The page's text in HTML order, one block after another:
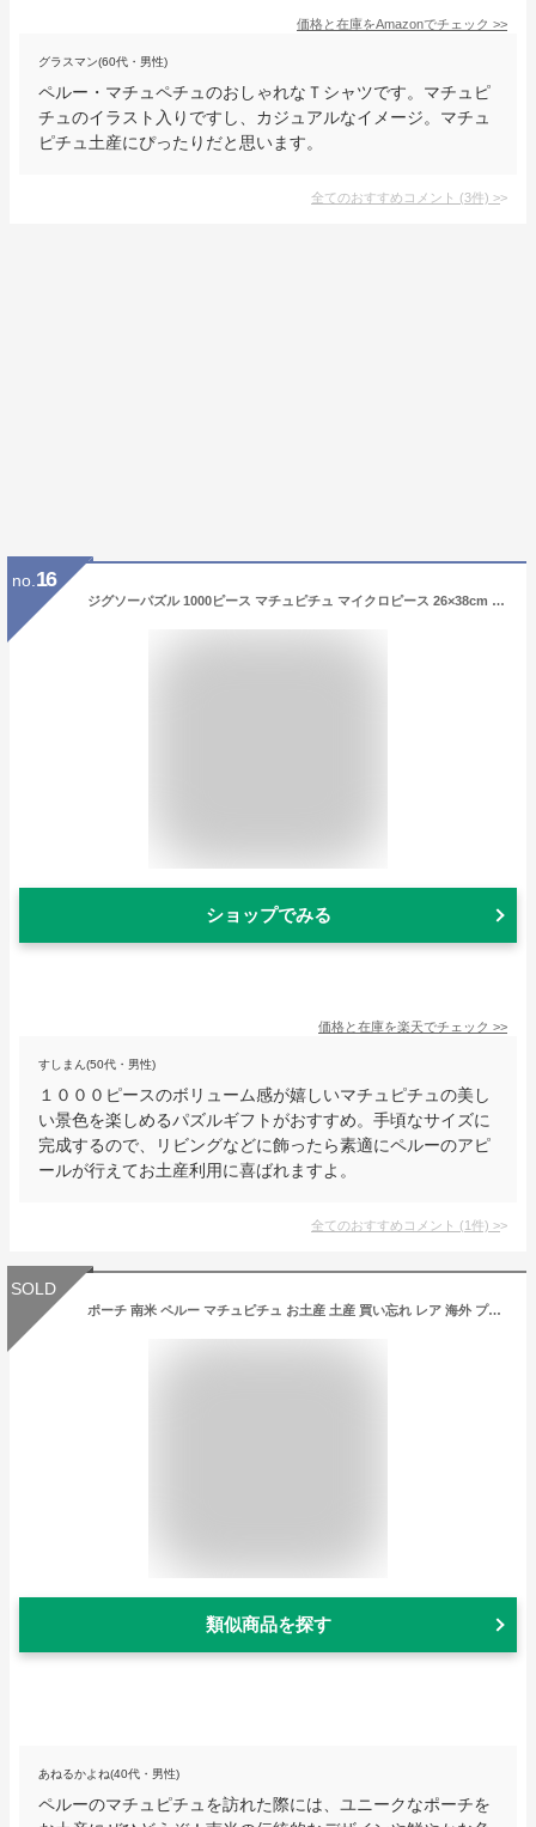
価格と在庫をAmazonでチェック >>
グラスマン(60代・男性)
ペルー・マチュペチュのおしゃれなＴシャツです。マチュピ
チュのイラスト入りですし、カジュアルなイメージ。マチュ
ピチュ土産にぴったりだと思います。
全てのおすすめコメント (3件) >
no. 16
ジグソーパズル 1000ピース マチュピチュ マイクロピース 26×38cm M81-576
ショップでみる
価格と在庫を楽天でチェック >>
すしまん(50代・男性)
１０００ピースのボリューム感が嬉しいマチュピチュの美し
い景色を楽しめるパズルギフトがおすすめ。手頃なサイズに
完成するので、リビングなどに飾ったら素適にペルーのアピ
ールが行えてお土産利用に喜ばれますよ。
全てのおすすめコメント (1件) >
SOLD
ポーチ 南米 ペルー マチュピチュ お土産 土産 買い忘れ レア 海外 プレゼント 小物 アクセサリー 旅行
類似商品を探す
あねるかよね(40代・男性)
ペルーのマチュピチュを訪れた際には、ユニークなポーチを